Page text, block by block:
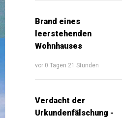
Brand eines
leerstehenden
Wohnhauses
vor 0 Tagen 21 Stunden
Verdacht der
Urkundenfälschung -